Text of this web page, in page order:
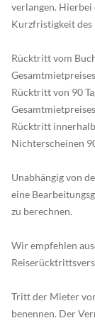
verlangen. Hierbei
Kurzfristigkeit des
Rücktritt vom
Gesamtmietpreises
Rücktritt von 90
Gesamtmietpreises
Rücktritt
Nichterscheinen
Unabhängig von
eine
zu berechnen.
Wir empfehlen
Tritt der Mieter
benennen. Der